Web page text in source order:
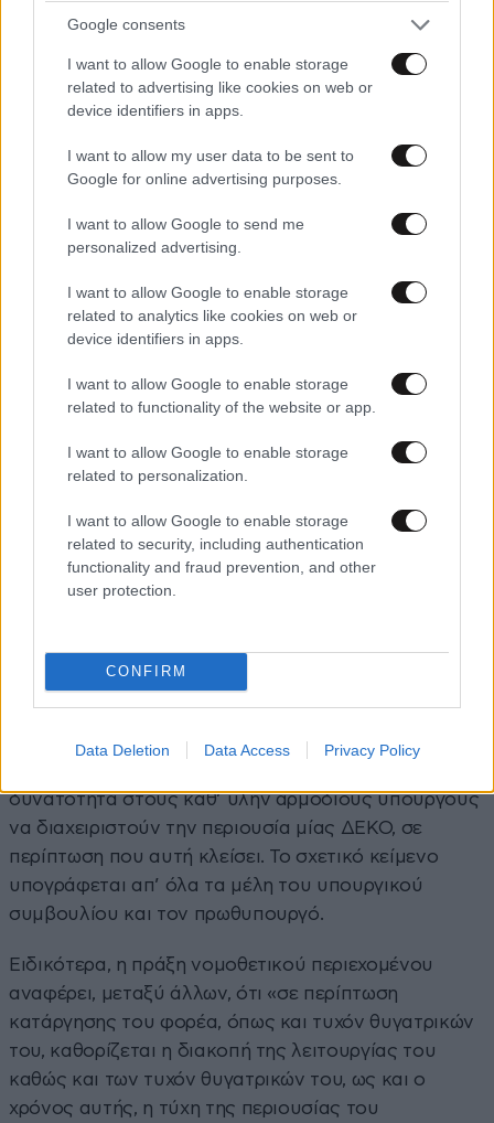
Google consents
I want to allow Google to enable storage
related to advertising like cookies on web or
device identifiers in apps.
I want to allow my user data to be sent to
Google for online advertising purposes.
I want to allow Google to send me
personalized advertising.
I want to allow Google to enable storage
related to analytics like cookies on web or
device identifiers in apps.
I want to allow Google to enable storage
related to functionality of the website or app.
I want to allow Google to enable storage
related to personalization.
I want to allow Google to enable storage
related to security, including authentication
functionality and fraud prevention, and other
user protection.
CONFIRM
Data Deletion Data Access Privacy Policy
Νωρίτερα, πραγματοποιήθηκε σύσκεψη στο Μέγαρο
Μαξίμου υπό τον πρωθυπουργό Αντώνη Σαμαρά, με
τη συμμετοχή της ΕΡΤ, με κεντρικό θέμα το κλείσιμο
της κρατικής τηλεόρασης.
«Όσοι επεξεργάζονται σχέδια για λουκέτο στην ΕΡΤ
δεν μπορεί παρά να αποσκοπούν σε εξυπηρέτηση
άλλου τύπου συμφερόντων. Είναι επικίνδυνοι»,
τόνισαν οι εργαζόμενοι, στην ανακοίνωση που
εξέδωσαν μετά την γενική συνέλευση που
πραγματοποιήθηκε στο ραδιομέγαρο, ενώ
κατάληψη και συνεχή λειτουργία της ΕΡΤ με έκτακτα
δελτία ειδήσεων σε τηλεόραση και ραδιόφωνο.
Σύμφωνα με την πράξη νομοθετικού περιεχομένου,
δυνατότητα στους καθ’ ύλην αρμόδιους υπουργούς
να διαχειριστούν την περιουσία μίας ΔΕΚΟ, σε
περίπτωση που αυτή κλείσει. Το σχετικό κείμενο
υπογράφεται απ’ όλα τα μέλη του υπουργικού
συμβουλίου και τον πρωθυπουργό.
Ειδικότερα, η πράξη νομοθετικού περιεχομένου
αναφέρει, μεταξύ άλλων, ότι «σε περίπτωση
κατάργησης του φορέα, όπως και τυχόν θυγατρικών
του, καθορίζεται η διακοπή της λειτουργίας του
καθώς και των τυχόν θυγατρικών του, ως και ο
χρόνος αυτής, η τύχη της περιουσίας του